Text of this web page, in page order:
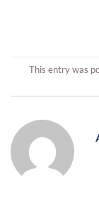
This entry was